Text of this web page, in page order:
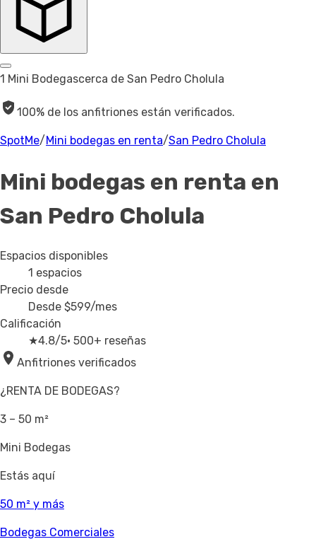
1 Mini Bodegascerca de San Pedro Cholula
100% de los anfitriones están verificados.
SpotMe/ Mini bodegas en renta/San Pedro Cholula
Mini bodegas en renta en
San Pedro Cholula
Espacios disponibles
1 espacios
Precio desde
Desde $599/mes
Calificación
★4.8/5· 500+ reseñas
Anfitriones verificados
¿RENTA DE BODEGAS?
3 – 50 m²
Mini Bodegas
Estás aquí
50 m² y más
Bodegas Comerciales